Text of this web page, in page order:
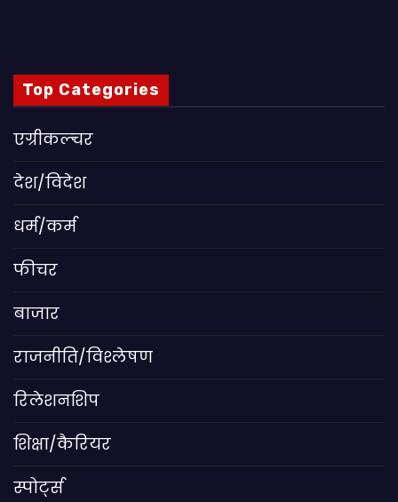
Top Categories
एग्रीकल्चर
देश/विदेश
धर्म/कर्म
फीचर
बाजार
राजनीति/विश्लेषण
रिलेशनशिप
शिक्षा/कैरियर
स्पोर्ट्स